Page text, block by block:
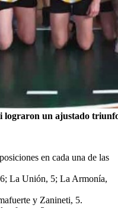
lograron un ajustado
en cada una de las
La Unión, 5; La Armonía,
y Zanineti, 5.